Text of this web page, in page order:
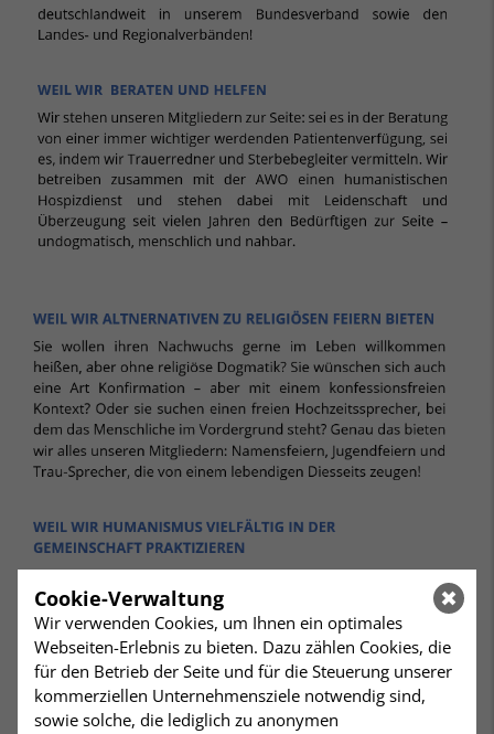
Cookie-Verwaltung
Wir verwenden Cookies, um Ihnen ein optimales
Webseiten-Erlebnis zu bieten. Dazu zählen Cookies, die
für den Betrieb der Seite und für die Steuerung unserer
kommerziellen Unternehmensziele notwendig sind,
sowie solche, die lediglich zu anonymen